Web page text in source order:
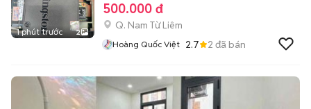
1 phút trước 2
500.000 đ
Q. Nam Từ Liêm
Hoàng Quốc Việt 2.7 2 đã bán